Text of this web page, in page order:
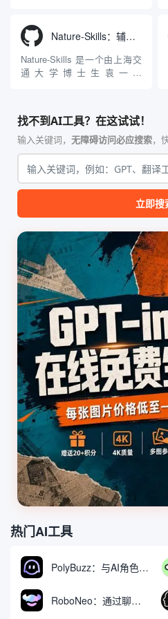
Windows 平台。当用户使用桌
面版 Gemini 客户端或
Antigravity IDE ...
Nature-Skills：辅助撰写学术论文和绘制科研图表的智能体插件
Nature-Skills 是一个由上海交
通大学博士生袁一哲
合，专为顶级学术期刊（如
Nature、Science、Cell 等）
的论文撰写与发表流程设计。
该工具集以智能体插...
找不到AI工具？在这试试！
输入关键词， 无障碍访问必应搜索，
立即搜
热门AI工具
PolyBuzz：与AI角色互动的免费聊天与角色扮演平台
RoboNeo：通过聊天生成和编辑视频与图像的AI工具